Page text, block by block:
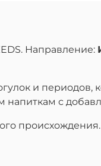
Направление:
и периодов,
напиткам с
происхождения.